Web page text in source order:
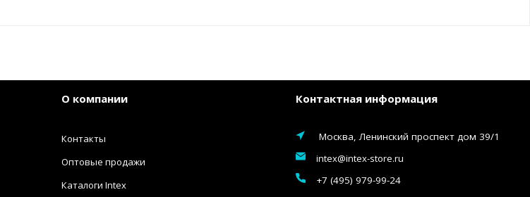
О компании
Контакты
Оптовые продажи
Каталоги Intex
Контактная информация
Москва, Ленинский проспект дом 39/1
intex@intex-store.ru
+7 (495) 979-99-24